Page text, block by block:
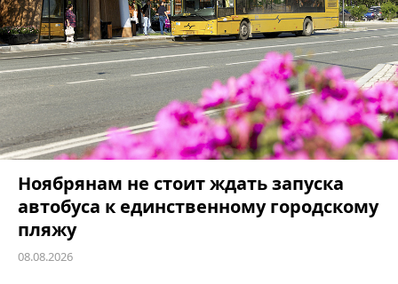
Ноябрянам не стоит ждать запуска
автобуса к единственному городскому
пляжу
08.08.2026